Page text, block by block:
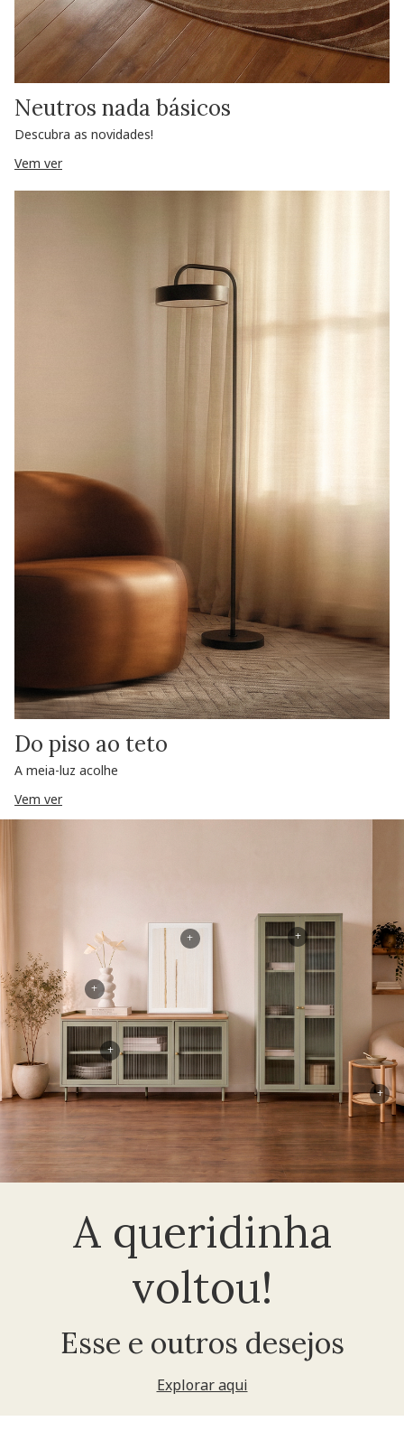
Neutros nada básicos
Descubra as novidades!
Vem ver
Do piso ao teto
A meia-luz acolhe
Vem ver
A queridinha
voltou!
Esse e outros desejos
Explorar aqui
+
+
+
+
+